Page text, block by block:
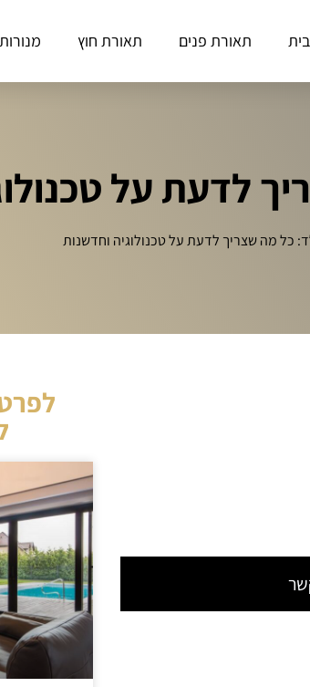
תאורת פנים תאורת חוץ
לדעת על
כל מה שצריך לדעת על טכנולוגיה וחדשנות